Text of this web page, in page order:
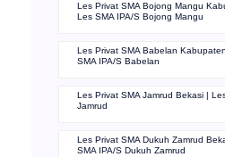
Les Privat SMA Bojong Mangu
Les SMA IPA/S Bojong Mangu
Les Privat SMA Babelan
SMA IPA/S Babelan
Les Privat SMA Jamrud Bekasi |
Jamrud
Les Privat SMA Dukuh Zamrud
SMA IPA/S Dukuh Zamrud